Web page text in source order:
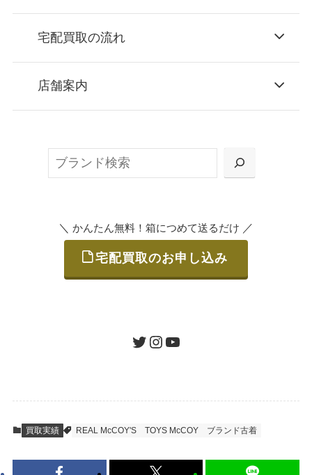
宅配買取の流れ
お申込み
または梱包材不要の「集荷申込」からお選び
ご発送
査定結果のご承認 / 入金
到着即日に査定いたします。買取金額にご納
店舗案内
＼ かんたん無料！箱につめて送るだけ ／
宅配買取のお申し込み
ツイッターインスタグラムユーチューブ
買取実績 REAL McCOY'S TOYS McCOY ブランド古着